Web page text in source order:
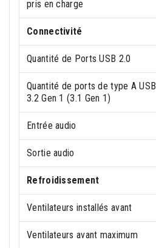
pris en charge
Connectivité
Quantité de Ports USB 2.0
Quantité de ports de type A USB
3.2 Gen 1 (3.1 Gen 1)
Entrée audio
Sortie audio
Refroidissement
Ventilateurs installés avant
Ventilateurs avant maximum